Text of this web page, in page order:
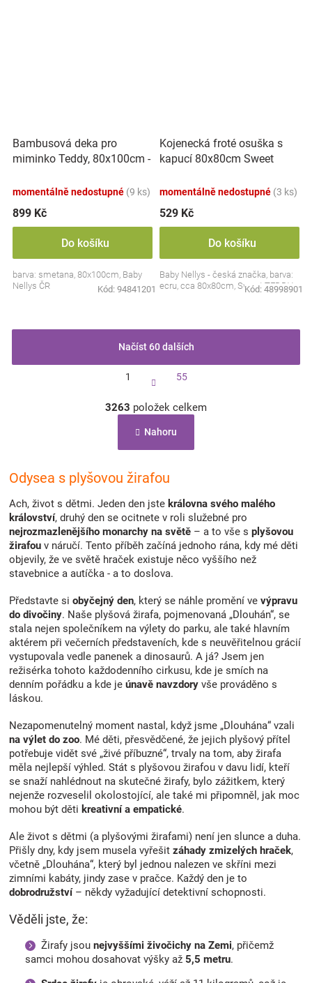
Bambusová deka pro
miminko Teddy, 80x100cm -
momentálně nedostupné (9 ks)
899 Kč
Do košíku
barva: smetana, 80x100cm, Baby
Nellys ČR
Kód: 94841201
Kojenecká froté osuška s
kapucí 80x80cm Sweet
momentálně nedostupné (3 ks)
529 Kč
Do košíku
Baby Nellys - česká značka, barva:
ecru, cca 80x80cm, Sweet TEDDY
Kód: 48998901
v
á
d
c
í
p
r
v
k
y
v
ý
p
i
s
u
Načíst 60 dalších
t
á
n
k
v
n
1 55
3263 položek celkem
Nahoru
Odysea s plyšovou žirafou
Ach, život s dětmi. Jeden den jste královna svého malého
království, druhý den se ocitnete v roli služebné pro
nejrozmazlenějšího monarchy na světě – a to vše s plyšovou
žirafou v náručí. Tento příběh začíná jednoho rána, kdy mé děti
objevily, že ve světě hraček existuje něco vyššího než
stavebnice a autíčka - a to doslova.
Představte si obyčejný den, který se náhle promění ve výpravu
do divočiny. Naše plyšová žirafa, pojmenovaná „Dlouhán“, se
stala nejen společníkem na výlety do parku, ale také hlavním
aktérem při večerních představeních, kde s neuvěřitelnou grácií
vystupovala vedle panenek a dinosaurů. A já? Jsem jen
režisérka tohoto každodenního cirkusu, kde je smích na
denním pořádku a kde je únavě navzdory vše prováděno s
láskou.
Nezapomenutelný moment nastal, když jsme „Dlouhána“ vzali
na výlet do zoo. Mé děti, přesvědčené, že jejich plyšový přítel
potřebuje vidět své „živé příbuzné“, trvaly na tom, aby žirafa
měla nejlepší výhled. Stát s plyšovou žirafou v davu lidí, kteří
se snaží nahlédnout na skutečné žirafy, bylo zážitkem, který
nejenže rozveselil okolostojící, ale také mi připomněl, jak moc
mohou být děti kreativní a empatické.
Ale život s dětmi (a plyšovými žirafami) není jen slunce a duha.
Přišly dny, kdy jsem musela vyřešit záhady zmizelých hraček,
včetně „Dlouhána“, který byl jednou nalezen ve skříni mezi
zimními kabáty, jindy zase v pračce. Každý den je to
dobrodružství– někdy vyžadující detektivní schopnosti.
Věděli jste, že:
Žirafy jsou nejvyššími živočichy na Zemi, přičemž
samci mohou dosahovat výšky až 5,5 metru.